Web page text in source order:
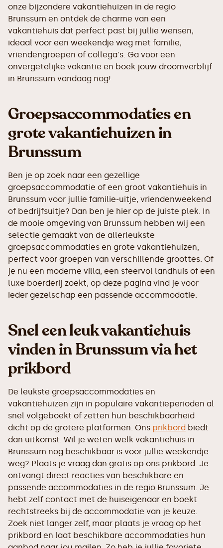
onze bijzondere vakantiehuizen in de regio
Brunssum en ontdek de charme van een
vakantiehuis dat perfect past bij jullie wensen,
ideaal voor een weekendje weg met familie,
vriendengroepen of collega's. Ga voor een
onvergetelijke vakantie en boek jouw droomverblijf
in Brunssum vandaag nog!
Groepsaccommodaties en
grote vakantiehuizen in
Brunssum
Ben je op zoek naar een gezellige
groepsaccommodatie of een groot vakantiehuis in
Brunssum voor jullie familie-uitje, vriendenweekend
of bedrijfsuitje? Dan ben je hier op de juiste plek. In
de mooie omgeving van Brunssum hebben wij een
selectie gemaakt van de allerleukste
groepsaccommodaties en grote vakantiehuizen,
perfect voor groepen van verschillende groottes. Of
je nu een moderne villa, een sfeervol landhuis of een
luxe boerderij zoekt, op deze pagina vind je voor
ieder gezelschap een passende accommodatie.
Snel een leuk vakantiehuis
vinden in Brunssum via het
prikbord
De leukste groepsaccommodaties en
vakantiehuizen zijn in populaire vakantieperioden al
snel volgeboekt of zetten hun beschikbaarheid
dicht op de grotere platformen. Ons prikbord biedt
dan uitkomst. Wil je weten welk vakantiehuis in
Brunssum nog beschikbaar is voor jullie weekendje
weg? Plaats je vraag dan gratis op ons prikbord. Je
ontvangt direct reacties van beschikbare en
passende accommodaties in de regio Brunssum. Je
hebt zelf contact met de huiseigenaar en boekt
rechtstreeks bij de accommodatie van je keuze.
Zoek niet langer zelf, maar plaats je vraag op het
prikbord en laat beschikbare accommodaties hun